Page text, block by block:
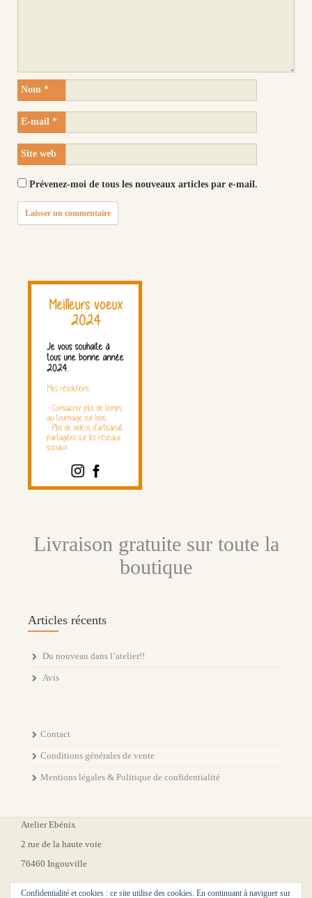
Nom *
E-mail *
Site web
Prévenez-moi de tous les nouveaux articles par e-mail.
Livraison gratuite sur toute la
boutique
Articles récents
Du nouveau dans l’atelier!!
Avis
Contact
Conditions générales de vente
Mentions légales & Politique de confidentialité
Atelier Ebénix
2 rue de la haute voie
76460 Ingouville
Confidentialité et cookies : ce site utilise des cookies. En continuant à naviguer sur